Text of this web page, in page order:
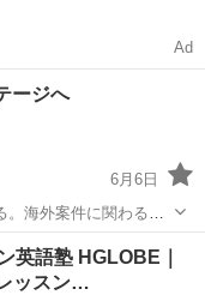
Ad
ージへ
6月6日
海外案件に関わる機
が増えています。 英
広げるための一つの武
ト TOEIC
英語塾 HGLOBE｜
ッスン…